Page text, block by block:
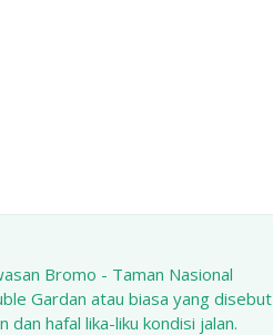
Bromo - Taman Nasional
Gardan atau biasa yang disebut
hafal lika-liku kondisi jalan.